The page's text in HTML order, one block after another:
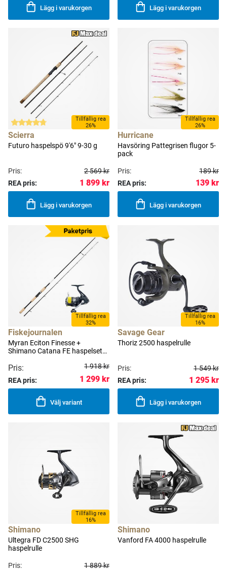
Lägg i varukorgen Lägg i varukorgen
Tillfällig rea
26%
Scierra
Futuro haspelspö 9'6" 9-30 g
Pris:
2 569 kr
REA pris:
1 899 kr
Lägg i varukorgen
Tillfällig rea
26%
Hurricane
Havsöring Pattegrisen flugor 5-
pack
Pris:
189 kr
REA pris:
139 kr
Lägg i varukorgen
Tillfällig rea
32%
Fiskejournalen
Myran Eciton Finesse +
Shimano Catana FE haspelset
Pris:
1 918 kr
REA pris:
1 299 kr
Välj variant
Tillfällig rea
16%
Savage Gear
Thoriz 2500 haspelrulle
Pris:
1 549 kr
REA pris:
1 295 kr
Lägg i varukorgen
Tillfällig rea
16%
Shimano
Ultegra FD C2500 SHG
haspelrulle
Pris: 1 889 kr
Shimano
Vanford FA 4000 haspelrulle